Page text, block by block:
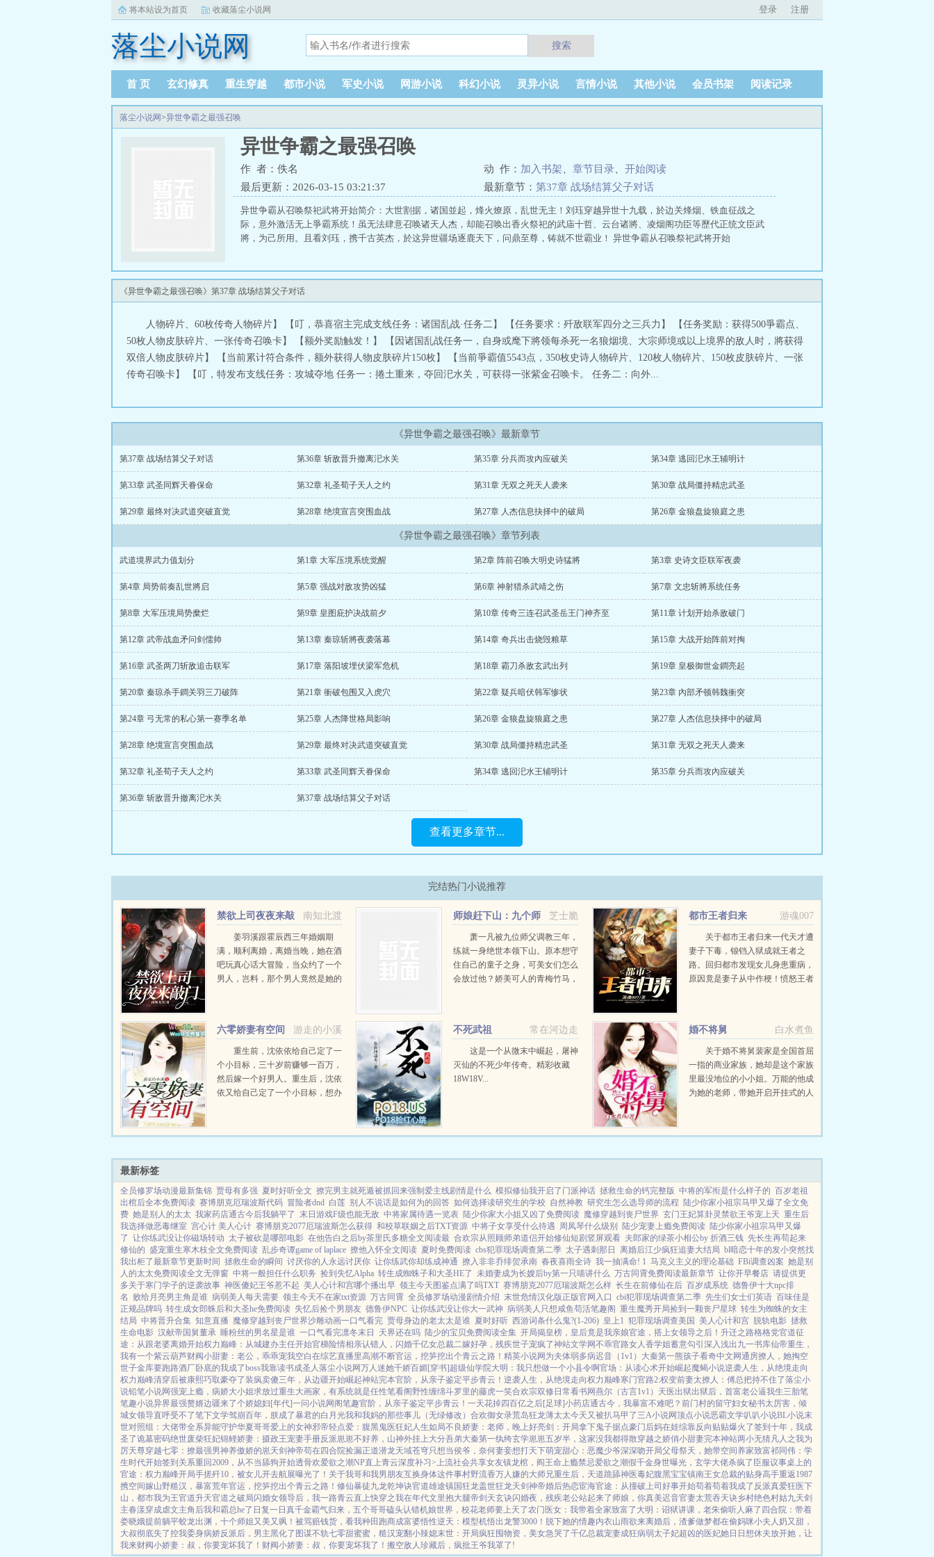
将本站设为首页 收藏落尘小说网 登录 注册
落尘小说网 搜索
首 页 玄幻修真 重生穿越 都市小说 军史小说 网游小说 科幻小说 灵异小说 言情小说 其他小说 会员书架 阅读记录
落尘小说网>异世争霸之最强召唤
异世争霸之最强召唤
作 者：佚名 动 作： 加入书架 章节目录
开始阅读
最后更新：2026-03-15 03:21:37
最新章节： 第37章 战场结算父子对话
异世争霸从召唤祭祀武将开始简介：大世割据，诸国並起，烽火燎原，乱世无主！刘珏穿越异世十九载，於边关烽烟、铁血征战之
际，意外激活无上爭霸系统！虽无法肆意召唤诸天人杰，却能召唤出香火祭祀的武庙十哲、云台诸將、凌烟阁功臣等歷代正统文臣武
將，为己所用。且看刘珏，携千古英杰，於这异世疆场逐鹿天下，问鼎至尊，铸就不世霸业！ 异世争霸从召唤祭祀武将开始
《异世争霸之最强召唤》第37章 战场结算父子对话
人物碎片、60枚传奇人物碎片】 【叮，恭喜宿主完成支线任务：诸国乱战·任务二】 【任务要求：歼敌联军四分之三兵力】 【任务奖励：获得500爭霸点、
50枚人物皮肤碎片、一张传奇召唤卡】 【额外奖励触发！】 【因诸国乱战任务一，自身或麾下將领每杀死一名狼烟境、大宗师境或以上境界的敌人时，將获得
双倍人物皮肤碎片】 【当前累计符合条件，额外获得人物皮肤碎片150枚】 【当前爭霸值5543点，350枚史诗人物碎片、120枚人物碎片、150枚皮肤碎片、一张
传奇召唤卡】 【叮，特发布支线任务：攻城夺地 任务一：捲土重来，夺回汜水关，可获得一张紫金召唤卡。 任务二：向外...
《异世争霸之最强召唤》最新章节
第37章 战场结算父子对话 第36章 斩敌晋升撤离汜水关 第35章 分兵而攻內应破关 第34章 逃回汜水王辅明计
第33章 武圣同辉天眷保命 第32章 礼圣荀子天人之约 第31章 无双之死天人袭来 第30章 战局僵持精忠武圣
第29章 最终对决武道突破直觉 第28章 绝境宣言突围血战 第27章 人杰信息抉择中的破局 第26章 金狼盘旋狼庭之患
《异世争霸之最强召唤》章节列表
武道境界武力值划分 第1章 大军压境系统觉醒 第2章 阵前召唤大明史诗猛將 第3章 史诗文臣联军夜袭
第4章 局势前奏乱世將启 第5章 强战对敌攻势凶猛 第6章 神射猎杀武靖之伤 第7章 文忠斩將系统任务
第8章 大军压境局势糜烂 第9章 皇图庇护决战前夕 第10章 传奇三连召武圣岳王门神齐至 第11章 计划开始杀敌破门
第12章 武帝战血矛问剑儒帅 第13章 秦琼斩將夜袭落幕 第14章 奇兵出击烧毁粮草 第15章 大战开始阵前对掏
第16章 武圣两刀斩敌追击联军 第17章 落阳坡埋伏梁军危机 第18章 霸刀杀敌玄武出列 第19章 皇极御世金鐧亮起
第20章 秦琼杀手鐧关羽三刀破阵 第21章 衝破包围又入虎穴 第22章 疑兵暗伏韩军惨状 第23章 內部矛顿韩魏衝突
第24章 弓无常的私心第一赛季名单 第25章 人杰降世格局影响 第26章 金狼盘旋狼庭之患 第27章 人杰信息抉择中的破局
第28章 绝境宣言突围血战 第29章 最终对决武道突破直觉 第30章 战局僵持精忠武圣 第31章 无双之死天人袭来
第32章 礼圣荀子天人之约 第33章 武圣同辉天眷保命 第34章 逃回汜水王辅明计 第35章 分兵而攻內应破关
第36章 斩敌晋升撤离汜水关 第37章 战场结算父子对话
查看更多章节...
完结热门小说推荐
南知北渡
禁欲上司夜夜来敲
姜羽溪跟霍辰西三年婚姻期
满，顺利离婚，离婚当晚，她在酒
吧玩真心话大冒险，当众约了一个
男人，岂料，那个男人竟然是她的
作。然后转...
芝士脆
师娘赶下山：九个师
姐绝色倾城
萧一凡被九位师父调教三年，
练就一身绝世本领下山。原本想守
住自己的童子之身，可美女们怎么
会放过他？娇美可人的青梅竹马，
了！...
游魂007
都市王者归来
关于都市王者归来一代天才遭
妻子下毒，锒铛入狱成就王者之
路。回归都市发现女儿身患重病，
原因竟是妻子从中作梗！愤怒王者
游走的小溪
六零娇妻有空间
重生前，沈依依给自己定了一
个小目标，三十岁前赚够一百万，
然后嫁一个好男人。重生后，沈依
依又给自己定了一个小目标，想办
大房子，重点还要把这个别人眼里
常在河边走
不死武祖
这是一个从微末中崛起，屠神
灭仙的不死少年传奇。精彩收藏
18W18V...
白水煮鱼
婚不将舅
关于婚不将舅裴家是全国首屈
一指的商业家族，她却是这个家族
里最没地位的小小姐。万能的他成
为她的老师，带她开启开挂式的人
权的那个太子爷宠极了他的小‘外
最新标签
全员修罗场动漫最新集锦 贾母有多强 夏时好听全文 撩完男主就死遁被抓回来强制爱主线剧情是什么 模拟修仙我开启了门派神话 拯救生命的钙完整版 中将的军衔是什么样子的 百岁老祖
出棺后全本免费阅读 赛博朋克厄瑞波斯代码 冒险者dnd 白莲 别人不说话是如何为的回答 如何选择读研究生的学校 自然神教 研究生怎么选导师的流程 陆少你家小祖宗马甲又爆了全文免
费 她是别人的太太 我家药店通古今后我躺平了 末日游戏F级也能无敌 中将家属待遇一览表 陆少你家大小姐又凶了免费阅读 魔修穿越到丧尸世界 玄门王妃算卦灵禁欲王爷宠上天 重生后
我选择做恶毒继室 宫心计 美人心计 赛博朋克2077厄瑞波斯怎么获得 和校草联姻之后TXT资源 中将子女享受什么待遇 周凤琴什么级别 陆少宠妻上瘾免费阅读 陆少你家小祖宗马甲又爆
了 让你练武没让你磁场转动 太子被砍是哪部电影 在他告白之后by茶里氏多糖全文阅读最 合欢宗从照顾师弟道侣开始修仙短剧竖屏观看 夫郎家的绿茶小相公by 折酒三钱 先长生再苟起来
修仙的 盛宠重生寒木枝全文免费阅读 乱步奇谭game of laplace 撩他入怀全文阅读 夏时免费阅读 cbs犯罪现场调查第二季 太子遇刺那日 离婚后江少疯狂追妻大结局 bl暗恋十年的发小突然找
我出柜了最新章节更新时间 拯救生命的瞬间 讨厌你的人永远讨厌你 让你练武你却练成神通 撩入非非乔绯贺承南 春夜喜雨全诗 我一抽满命! 1 马克义主义的理论基础 FBi调查凶案 她是别
人的太太免费阅读全文无弹窗 中将一般担任什么职务 捡到失忆Alpha 转生成蜘蛛子和大圣HE了 未婚妻成为长嫂后by第一只喵讲什么 万古同霄免费阅读最新章节 让你开早餐店 请提供更
多关于寒门学子的逆袭故事 神医傻妃王爷惹不起 美人心计和宫哪个播出早 领主今天图鉴点满了吗TXT 赛博朋克2077厄瑞波斯怎么样 长生在前修仙在后 百岁成系统 德鲁伊十大npc排
名
败给月亮男主角是谁 病弱美人每天需要 领主今天不在家txt资源 万古同霄 全员修罗场动漫剧情介绍 末世危情汉化版正版官网入口 cbi犯罪现场调查第二季 先生们女士们英语 百味佳是
正规品牌吗 转生成女郎蛛后和大圣he免费阅读 失忆后捡个男朋友 德鲁伊NPC 让你练武没让你大一武神 病弱美人只想咸鱼苟活笔趣阁 重生魔秀开局捡到一颗丧尸星球 转生为蜘蛛的女主
结局 中将晋升合集 知意直播 魔修穿越到丧尸世界沙雕动画一口气看完 贾母身边的老太太是谁 夏时好听 西游词条什么鬼?(1-206) 皇上1 犯罪现场调查美国 美人心计和宫 脱轨电影 拯救
生命电影 汉献帝国舅董承 睡粉丝的男名星是谁 一口气看完凛冬末日 天界还在吗 陆少的宝贝免费阅读全集 开局揭皇榜，皇后竟是我亲娘官途，搭上女领导之后！ 升迁之路格格党官道征
途：从跟老婆离婚开始权力巅峰：从城建办主任开始官梯险情相亲认错人，闪婚千亿女总裁二嫁好孕，残疾世子宠疯了神站文学网不乖官路女人香学姐蓄意勾引 深入浅出 九一书库仙帝重生，
我有一个紫云葫芦财阀小甜妻：老公，乖乖宠我空白在综艺直播里高潮不断官运，挖笋挖出个青云之路！ 精英小说网 为夫体弱多病迟音（1v1） 大秦第一熊孩子看奇中文网通房撩人，她掏空
世子金库要跑路酒厂卧底的我成了boss我靠读书成圣人落尘小说网万人迷她千娇百媚[穿书] 超级仙学院大明：我只想做一个小县令啊官场：从读心术开始崛起魔蝎小说逆袭人生，从绝境走向
权力巅峰清穿后被康熙巧取豪夺了装疯卖傻三年，从边疆开始崛起神站完本官阶，从亲子鉴定平步青云！ 逆袭人生，从绝境走向权力巅峰寒门官路2:权变前妻太撩人：傅总把持不住了落尘小
说铅笔小说网强宠上瘾，病娇大小姐求放过重生大画家，有系统就是任性笔看阁 野性缠绵斗罗里的藤虎一笑合欢宗双修日常看书网燕尔（古言1v1） 天医出狱出狱后，首富老公逼我生三胎笔
笔趣小说异界最强赘婿边疆来了个娇媳妇[年代]一问小说网 阁笔趣官阶，从亲子鉴定平步青云！ 一天花掉四百亿之后[足球]小药店通古今，我暴富不难吧？ 前门村的留守妇女秘书太厉害，倾
城女领导直呼受不了笔下文学驾崩百年，朕成了暴君的白月光我和我妈的那些事儿（无绿修改） 合欢御女录荒岛狂龙薄太太今天又被扒马甲了 三A小说网顶点小说恶霸文学叭叭小说BL小说末
世对照组：大佬带全系异能守护华夏哥哥爱上的女神邪帝轻点爱：腹黑鬼医狂妃人生如局不良娇妻：老师，晚上好亮剑：开局拿下鬼子据点豪门后妈在娃综靠反向贴贴爆火了签到十年，我成
圣了诡墓密码绝世废柴狂妃锦鲤娇妻：摄政王宠妻手册反派崽崽不好养，山神外挂上大分吾弟大秦第一纨绔玄学崽崽五岁半，这家没我都得散穿越之娇俏小甜妻完本神站两小无猜凡人之我为
厉天尊穿越七零：撩最强男神养傲娇的崽天剑神帝苟在四合院捡漏正道潜龙天域苍穹只想当侯爷，奈何妻妾想打天下萌宠甜心：恶魔少爷深深吻开局父母祭天，她带空间养家致富祁同伟：学
生时代开始签到关系重回2009，从不当舔狗开始透骨欢爱欲之潮NP直上青云深度补习>上流社会共享女友镇龙棺，阎王命上瘾禁忌爱欲之潮假千金身世曝光，玄学大佬杀疯了 臣服议事桌上的
官途：权力巅峰开局手搓歼10，被女儿开去航展曝光了！ 关于我哥和我男朋友互换身体这件事村野流香万人嫌的大师兄重生后，天道跪舔神医毒妃腹黑宝宝镇南王女总裁的贴身高手重返1987
携空间嫁山野糙汉，暴富荒年官运，挖笋挖出个青云之路！ 修仙暴徒九龙乾坤诀官道雄途镇国狂龙盖世狂龙天剑神帝婚后热恋宦海官途：从撞破上司好事开始苟着苟着我成了反派真爱狂医下
山，都市我为王官道升天官道之破局闪婚女领导后，我一路青云直上快穿之我在年代文里抱大腿帝剑天玄诀闪婚夜，残疾老公站起来了 师娘，你真美迟音官妻太荒吞天诀乡村绝色村姑九天剑
主春漾穿成虐文主角后我和霸总he了 日复一日 真千金霸气归来，五个哥哥磕头认错机娘世界，校花老师要上天了农门医女：我带着全家致富了 大明：诏狱讲课，老朱偷听人麻了 四合院：带着
娄晓娥提前躺平蛟龙出渊，十个师姐又美又飒！ 被骂赔钱货，看我种田跑商成富婆悟性逆天：模型机悟出龙警3000！ 脱下她的情趣内衣山雨欲来离婚后，渣爹做梦都在偷妈咪小夫人奶又甜，
大叔彻底失了控我委身病娇反派后，男主黑化了 图谋不轨七零甜蜜蜜，糙汉宠翻小辣媳末世：开局疯狂囤物资，美女急哭了千亿总裁宠妻成狂病弱太子妃超凶的 医妃她日日想休夫放开她，让
我来财阀小娇妻：叔，你要宠坏我了！ 财阀小娇妻：叔，你要宠坏我了！ 搬空敌人珍藏后，疯批王爷我罩了!